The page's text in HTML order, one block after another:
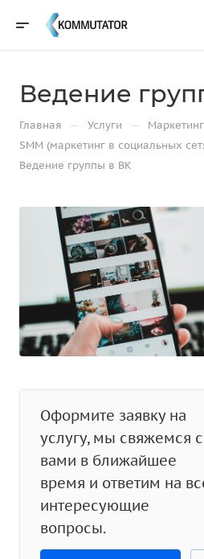
Ведение
Главная — Услуги —
SMM (маркетинг в социальных
Ведение группы в ВК
Оформите заявку на
услугу, мы свяжемся с
вами в ближайшее
время и ответим на
интересующие
вопросы.